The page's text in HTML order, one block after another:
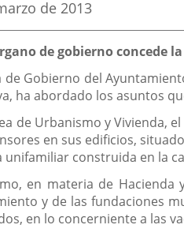
de 2013
de gobierno concede
de Gobierno del
ha abordado los asuntos
de Urbanismo y Vivienda,
en sus edificios,
unifamiliar construida en la
en materia de Hacienda
y de las fundaciones
en lo concerniente a las